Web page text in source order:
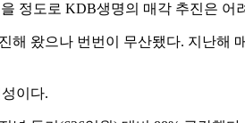
정도로 KDB생명의 매각 추진은 어
해 왔으나 번번이 무산됐다. 지난
이다.